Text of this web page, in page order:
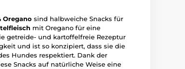
Oregano sind halbweiche Snacks für
mit Oregano für eine
getreide- und kartoffelfreie Rezeptur
und ist so konzipiert, dass sie die
Hundes respektiert. Dank der
Snacks auf natürliche Weise eine